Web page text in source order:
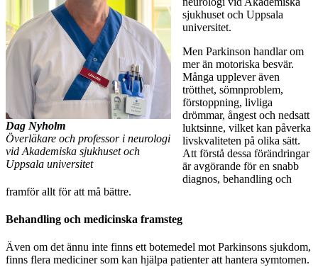
Dag Nyholm
Överläkare och professor i neurologi
vid Akademiska sjukhuset och
Uppsala universitet
sjukhuset och Uppsala
universitet.
Men Parkinson handlar om
mer än motoriska besvär.
Många upplever även
trötthet, sömnproblem,
förstoppning, livliga
drömmar, ångest och nedsatt
luktsinne, vilket kan påverka
livskvaliteten på olika sätt.
Att förstå dessa förändringar
är avgörande för en snabb
diagnos, behandling och
framför allt för att må bättre.
Behandling och medicinska framsteg
Även om det ännu inte finns ett botemedel mot Parkinsons sjukdom,
finns flera mediciner som kan hjälpa patienter att hantera symtomen.